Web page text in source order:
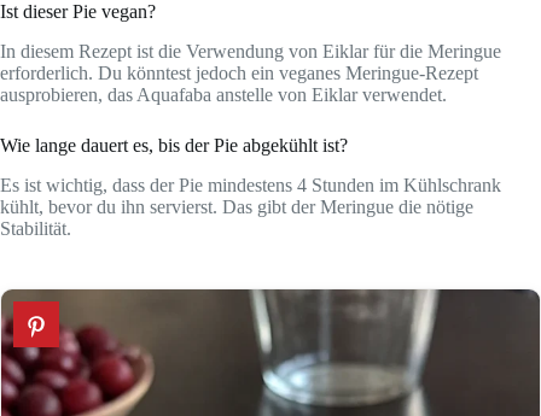
Ist dieser Pie vegan?
In diesem Rezept ist die Verwendung von Eiklar für die Meringue
erforderlich. Du könntest jedoch ein veganes Meringue-Rezept
ausprobieren, das Aquafaba anstelle von Eiklar verwendet.
Wie lange dauert es, bis der Pie abgekühlt ist?
Es ist wichtig, dass der Pie mindestens 4 Stunden im Kühlschrank
kühlt, bevor du ihn servierst. Das gibt der Meringue die nötige
Stabilität.